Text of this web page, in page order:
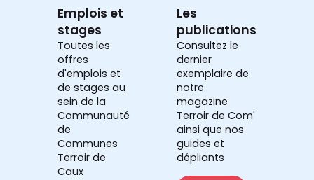
Emplois et
stages
Toutes les
offres
d'emplois et
de stages au
sein de la
Communauté
de
Communes
Terroir de
Caux
Les
publications
Consultez le
dernier
exemplaire de
notre
magazine
Terroir de Com'
ainsi que nos
guides et
dépliants